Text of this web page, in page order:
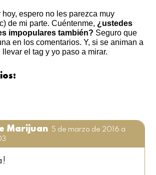
hoy, espero no les parezca muy
de mi parte. Cuéntenme, ¿ustedes
impopulares también? Seguro que
en los comentarios. Y, si se animan a
el tag y yo paso a mirar.
Marijuan 5 de marzo de 2016 a